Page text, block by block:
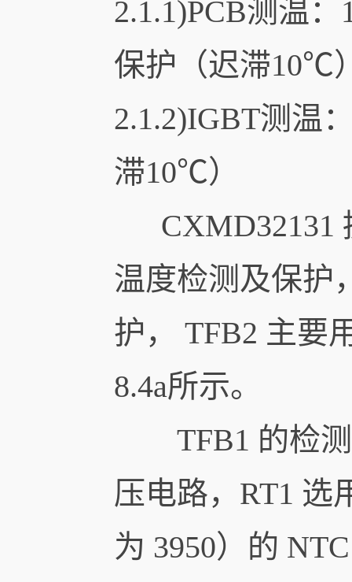
2.1.1)PCB测温
保护（迟滞10℃
2.1.2)IGBT测温
滞10℃）
CXMD32131
温度检测及保护
护， TFB2 主要
8.4a所示。
TFB1 的检测
压电路，RT1
为 3950）的